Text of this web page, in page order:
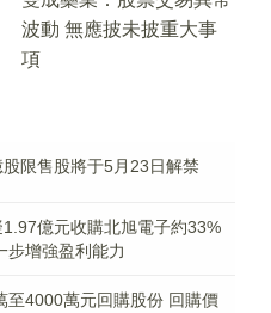
波動 無應披未披重大事
項
限售股將于5月23日解禁
億元收購北旭電子約33%
步增強盈利能力
至4000萬元回購股份 回購價